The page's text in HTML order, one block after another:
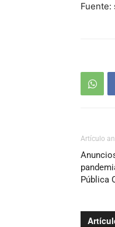
Fuente:
Artículo
Pública